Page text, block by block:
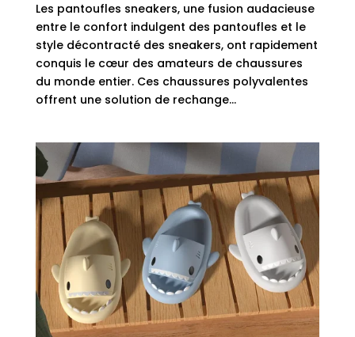
Les pantoufles sneakers, une fusion audacieuse
entre le confort indulgent des pantoufles et le
style décontracté des sneakers, ont rapidement
conquis le cœur des amateurs de chaussures
du monde entier. Ces chaussures polyvalentes
offrent une solution de rechange...